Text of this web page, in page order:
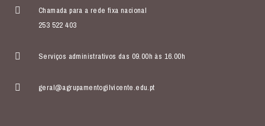
Chamada para a rede fixa nacional
253 522 403
Serviços administrativos das 09.00h às 16.00h
geral@agrupamentogilvicente.edu.pt